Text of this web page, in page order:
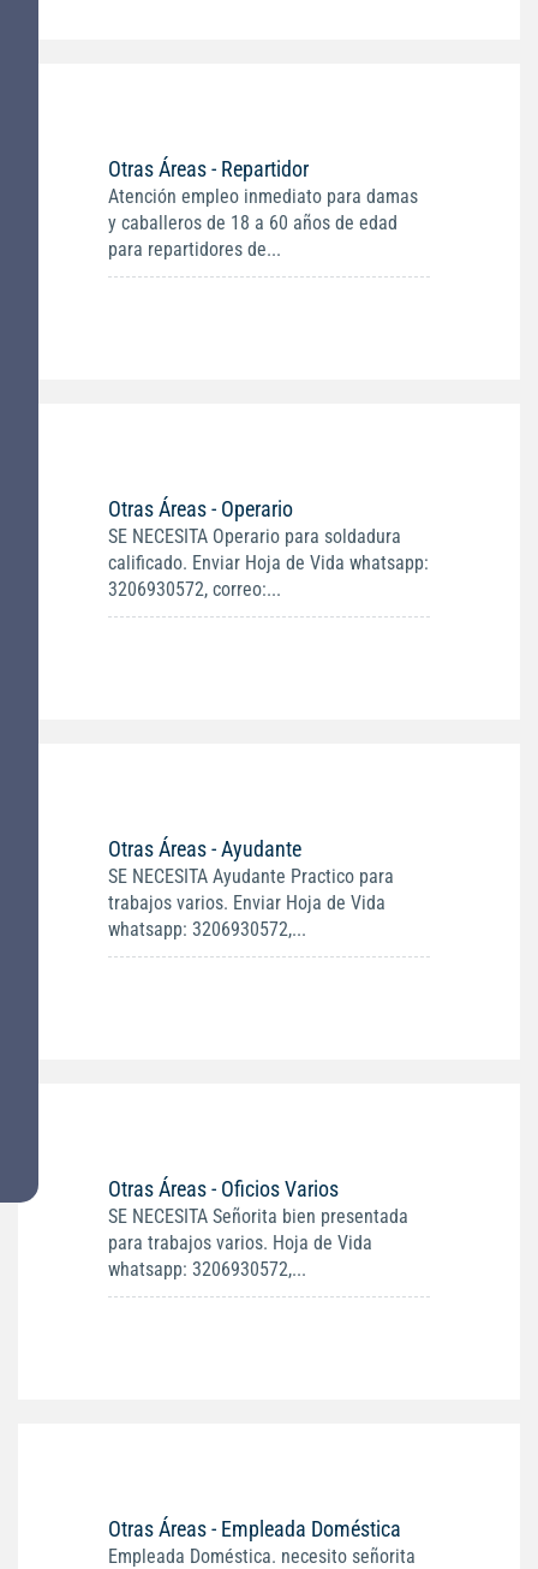
Otras Áreas - Repartidor
Atención empleo inmediato para damas
y caballeros de 18 a 60 años de edad
para repartidores de...
Otras Áreas - Operario
SE NECESITA Operario para soldadura
calificado. Enviar Hoja de Vida whatsapp:
3206930572, correo:...
Otras Áreas - Ayudante
SE NECESITA Ayudante Practico para
trabajos varios. Enviar Hoja de Vida
whatsapp: 3206930572,...
Otras Áreas - Oficios Varios
SE NECESITA Señorita bien presentada
para trabajos varios. Hoja de Vida
whatsapp: 3206930572,...
Otras Áreas - Empleada Doméstica
Empleada Doméstica. necesito señorita